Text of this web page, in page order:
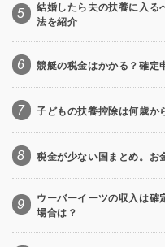
5
結婚したら夫の扶養に入る
法を紹介
6 競艇の税金はかかる？確定
7 子どもの扶養控除は何歳か
8 税金が少ない国まとめ。お
9
ウーバーイーツの収入は確
場合は？